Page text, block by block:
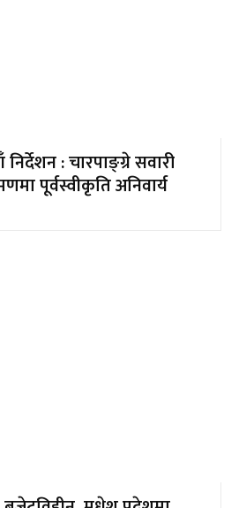
: चारपाङ्ग्रे सवारी
पूर्वस्वीकृति अनिवार्य